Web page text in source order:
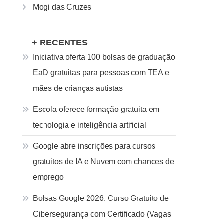
Mogi das Cruzes
+ RECENTES
Iniciativa oferta 100 bolsas de graduação
EaD gratuitas para pessoas com TEA e
mães de crianças autistas
Escola oferece formação gratuita em
tecnologia e inteligência artificial
Google abre inscrições para cursos
gratuitos de IA e Nuvem com chances de
emprego
Bolsas Google 2026: Curso Gratuito de
Cibersegurança com Certificado (Vagas